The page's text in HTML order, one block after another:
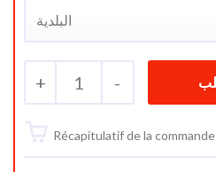
+ 1 -
Récapitulatif de la commande